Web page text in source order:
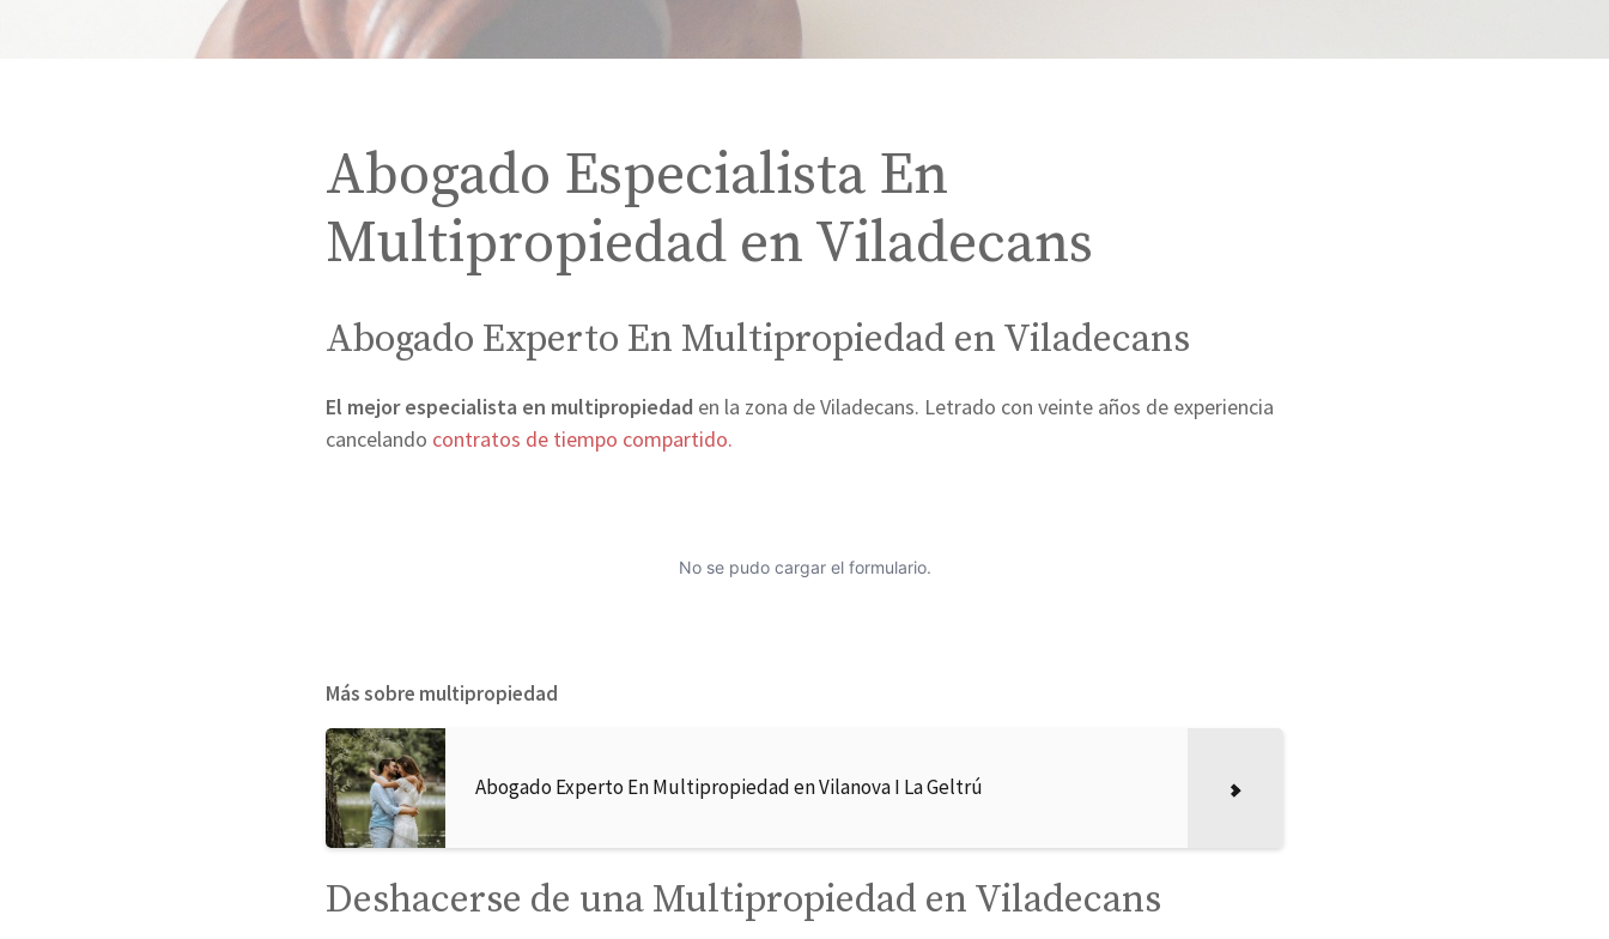
Abogado Especialista En
Multipropiedad en Viladecans
Abogado Experto En Multipropiedad en Viladecans
El mejor especialista en multipropiedad en la zona de Viladecans. Letrado con veinte años de experiencia
cancelando contratos de tiempo compartido.
No se pudo cargar el formulario.
Más sobre multipropiedad
Abogado Experto En Multipropiedad en Vilanova I La Geltrú
Deshacerse de una Multipropiedad en Viladecans